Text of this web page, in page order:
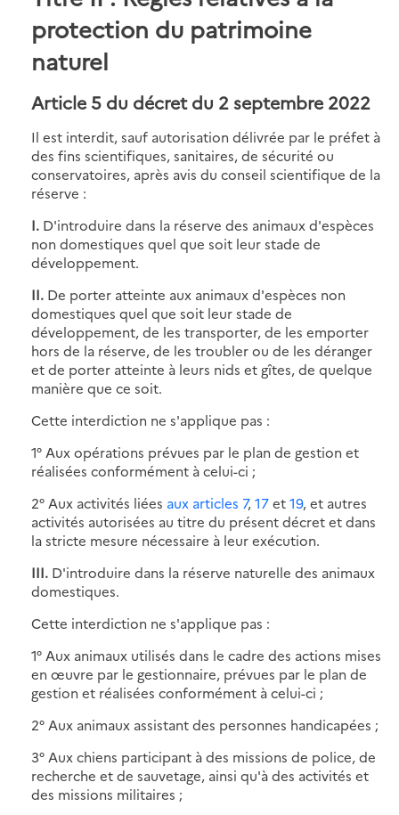
protection du patrimoine
naturel
Article 5 du décret du 2 septembre 2022
Il est interdit, sauf autorisation délivrée par le préfet à
des fins scientifiques, sanitaires, de sécurité ou
conservatoires, après avis du conseil scientifique de la
réserve :
I. D'introduire dans la réserve des animaux d'espèces
non domestiques quel que soit leur stade de
développement.
II. De porter atteinte aux animaux d'espèces non
domestiques quel que soit leur stade de
développement, de les transporter, de les emporter
hors de la réserve, de les troubler ou de les déranger
et de porter atteinte à leurs nids et gîtes, de quelque
manière que ce soit.
Cette interdiction ne s'applique pas :
1° Aux opérations prévues par le plan de gestion et
réalisées conformément à celui-ci ;
2° Aux activités liées aux articles 7,17et19, et autres
activités autorisées au titre du présent décret et dans
la stricte mesure nécessaire à leur exécution.
III. D'introduire dans la réserve naturelle des animaux
domestiques.
Cette interdiction ne s'applique pas :
1° Aux animaux utilisés dans le cadre des actions mises
en œuvre par le gestionnaire, prévues par le plan de
gestion et réalisées conformément à celui-ci ;
2° Aux animaux assistant des personnes handicapées ;
3° Aux chiens participant à des missions de police, de
recherche et de sauvetage, ainsi qu'à des activités et
des missions militaires ;